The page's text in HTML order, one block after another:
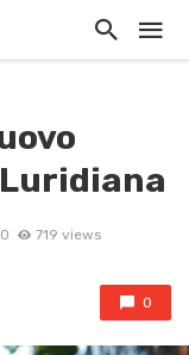
0 719 views
0